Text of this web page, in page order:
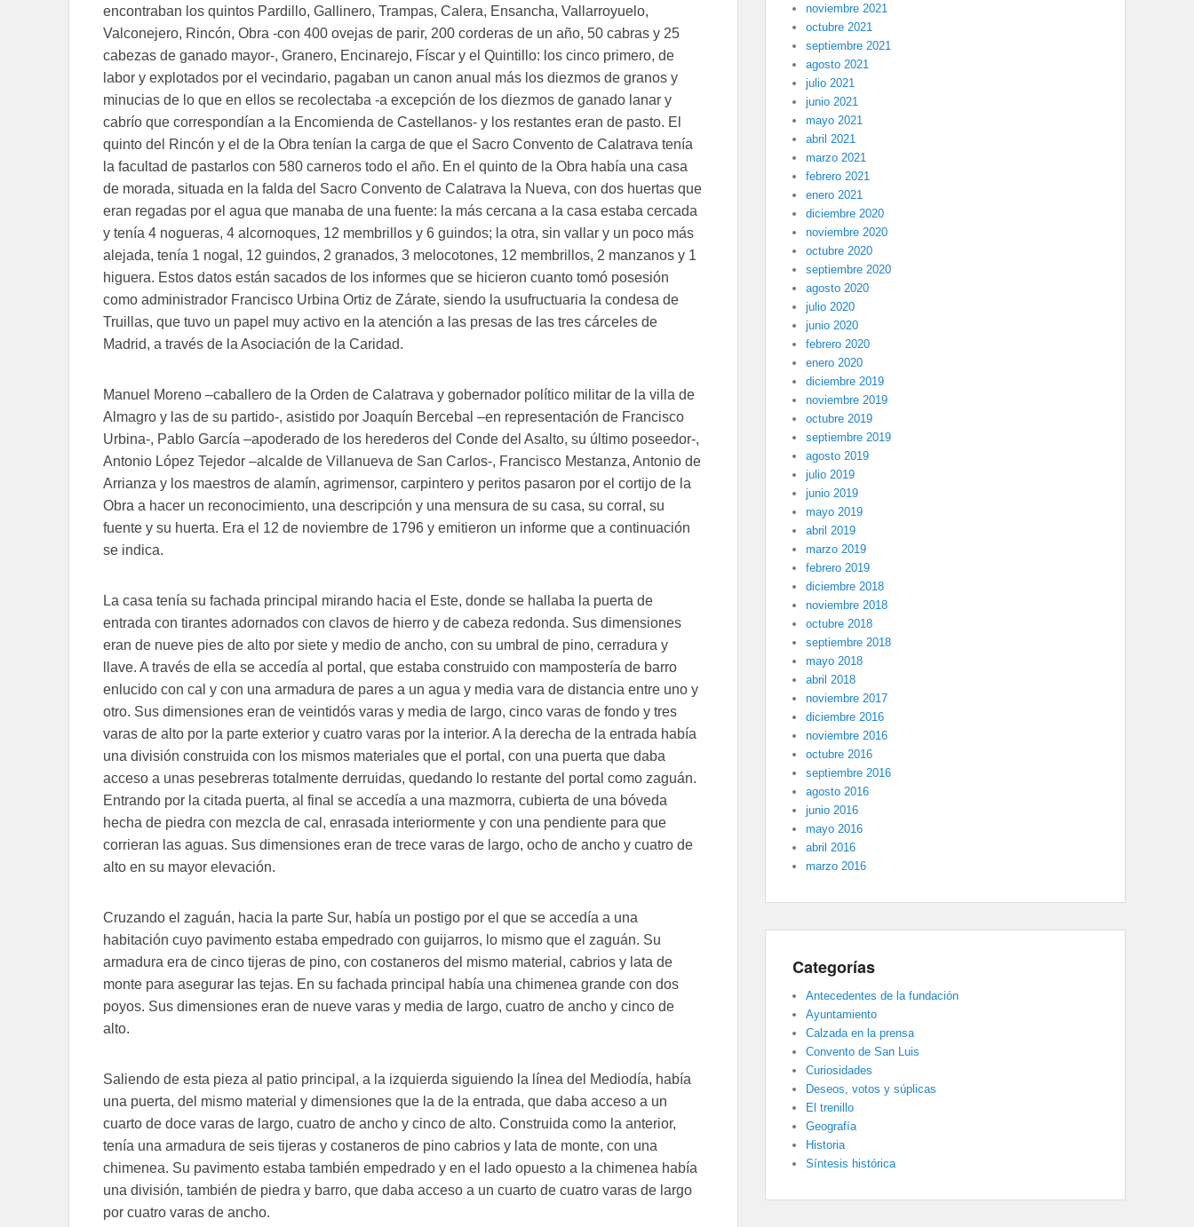
encontraban los quintos Pardillo, Gallinero, Trampas, Calera, Ensancha, Vallarroyuelo,
Valconejero, Rincón, Obra -con 400 ovejas de parir, 200 corderas de un año, 50 cabras y 25
cabezas de ganado mayor-, Granero, Encinarejo, Físcar y el Quintillo: los cinco primero, de
labor y explotados por el vecindario, pagaban un canon anual más los diezmos de granos y
minucias de lo que en ellos se recolectaba -a excepción de los diezmos de ganado lanar y
cabrío que correspondían a la Encomienda de Castellanos- y los restantes eran de pasto. El
quinto del Rincón y el de la Obra tenían la carga de que el Sacro Convento de Calatrava tenía
la facultad de pastarlos con 580 carneros todo el año. En el quinto de la Obra había una casa
de morada, situada en la falda del Sacro Convento de Calatrava la Nueva, con dos huertas que
eran regadas por el agua que manaba de una fuente: la más cercana a la casa estaba cercada
y tenía 4 nogueras, 4 alcornoques, 12 membrillos y 6 guindos; la otra, sin vallar y un poco más
alejada, tenía 1 nogal, 12 guindos, 2 granados, 3 melocotones, 12 membrillos, 2 manzanos y 1
higuera. Estos datos están sacados de los informes que se hicieron cuanto tomó posesión
como administrador Francisco Urbina Ortiz de Zárate, siendo la usufructuaria la condesa de
Truillas, que tuvo un papel muy activo en la atención a las presas de las tres cárceles de
Madrid, a través de la Asociación de la Caridad.
Manuel Moreno –caballero de la Orden de Calatrava y gobernador político militar de la villa de
Almagro y las de su partido-, asistido por Joaquín Bercebal –en representación de Francisco
Urbina-, Pablo García –apoderado de los herederos del Conde del Asalto, su último poseedor-,
Antonio López Tejedor –alcalde de Villanueva de San Carlos-, Francisco Mestanza, Antonio de
Arrianza y los maestros de alamín, agrimensor, carpintero y peritos pasaron por el cortijo de la
Obra a hacer un reconocimiento, una descripción y una mensura de su casa, su corral, su
fuente y su huerta. Era el 12 de noviembre de 1796 y emitieron un informe que a continuación
se indica.
La casa tenía su fachada principal mirando hacia el Este, donde se hallaba la puerta de
entrada con tirantes adornados con clavos de hierro y de cabeza redonda. Sus dimensiones
eran de nueve pies de alto por siete y medio de ancho, con su umbral de pino, cerradura y
llave. A través de ella se accedía al portal, que estaba construido con mampostería de barro
enlucido con cal y con una armadura de pares a un agua y media vara de distancia entre uno y
otro. Sus dimensiones eran de veintidós varas y media de largo, cinco varas de fondo y tres
varas de alto por la parte exterior y cuatro varas por la interior. A la derecha de la entrada había
una división construida con los mismos materiales que el portal, con una puerta que daba
acceso a unas pesebreras totalmente derruidas, quedando lo restante del portal como zaguán.
Entrando por la citada puerta, al final se accedía a una mazmorra, cubierta de una bóveda
hecha de piedra con mezcla de cal, enrasada interiormente y con una pendiente para que
corrieran las aguas. Sus dimensiones eran de trece varas de largo, ocho de ancho y cuatro de
alto en su mayor elevación.
Cruzando el zaguán, hacia la parte Sur, había un postigo por el que se accedía a una
habitación cuyo pavimento estaba empedrado con guijarros, lo mismo que el zaguán. Su
armadura era de cinco tijeras de pino, con costaneros del mismo material, cabrios y lata de
monte para asegurar las tejas. En su fachada principal había una chimenea grande con dos
poyos. Sus dimensiones eran de nueve varas y media de largo, cuatro de ancho y cinco de
alto.
Saliendo de esta pieza al patio principal, a la izquierda siguiendo la línea del Mediodía, había
una puerta, del mismo material y dimensiones que la de la entrada, que daba acceso a un
cuarto de doce varas de largo, cuatro de ancho y cinco de alto. Construida como la anterior,
tenía una armadura de seis tijeras y costaneros de pino cabrios y lata de monte, con una
chimenea. Su pavimento estaba también empedrado y en el lado opuesto a la chimenea había
una división, también de piedra y barro, que daba acceso a un cuarto de cuatro varas de largo
por cuatro varas de ancho.
noviembre 2021
octubre 2021
septiembre 2021
agosto 2021
julio 2021
junio 2021
mayo 2021
abril 2021
marzo 2021
febrero 2021
enero 2021
diciembre 2020
noviembre 2020
octubre 2020
septiembre 2020
agosto 2020
julio 2020
junio 2020
febrero 2020
enero 2020
diciembre 2019
noviembre 2019
octubre 2019
septiembre 2019
agosto 2019
julio 2019
junio 2019
mayo 2019
abril 2019
marzo 2019
febrero 2019
diciembre 2018
noviembre 2018
octubre 2018
septiembre 2018
mayo 2018
abril 2018
noviembre 2017
diciembre 2016
noviembre 2016
octubre 2016
septiembre 2016
agosto 2016
junio 2016
mayo 2016
abril 2016
marzo 2016
Categorías
Antecedentes de la fundación
Ayuntamiento
Calzada en la prensa
Convento de San Luis
Curiosidades
Deseos, votos y súplicas
El trenillo
Geografía
Historia
Síntesis histórica